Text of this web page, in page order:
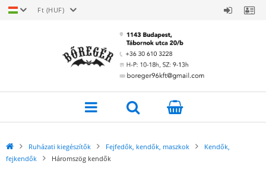
Ft (HUF)
Ruházati kiegészítők Fejfedők, kendők, maszkok
Kendők,
fejkendők
Háromszög kendők